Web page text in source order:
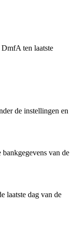
ten laatste
de instellingen en
van de
laatste dag van de